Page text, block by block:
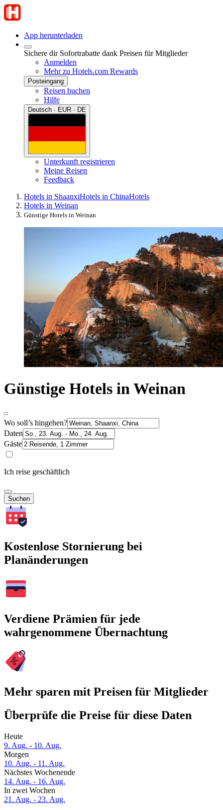
App herunterladen
Sichere dir Sofortrabatte dank Preisen für Mitglieder
Anmelden
Mehr zu Hotels.com Rewards
Posteingang
Reisen buchen
Hilfe
Deutsch · EUR · DE
Unterkunft registrieren
Meine Reisen
Feedback
Hotels in ShaanxiHotels in ChinaHotels
Hotels in Weinan
Günstige Hotels in Weinan
Günstige Hotels in Weinan
Wo soll’s hingehen?
Daten
Gäste
Ich reise geschäftlich
Suchen
Kostenlose Stornierung bei
Planänderungen
Verdiene Prämien für jede
wahrgenommene Übernachtung
Mehr sparen mit Preisen für Mitglieder
Überprüfe die Preise für diese Daten
Heute
9. Aug. - 10. Aug.
Morgen
10. Aug. - 11. Aug.
Nächstes Wochenende
14. Aug. - 16. Aug.
In zwei Wochen
21. Aug. - 23. Aug.